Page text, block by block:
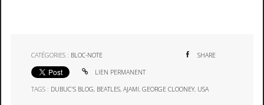
CATÉGORIES : BLOC-NOTE SHARE
LIEN PERMANENT
TAGS : DUBUC'S BLOG, BEATLES,AJAMI,GEORGE CLOONEY, USA